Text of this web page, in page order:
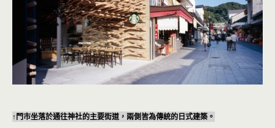
↑門市坐落於通往神社的主要街道，兩側皆為傳統的日式建築。